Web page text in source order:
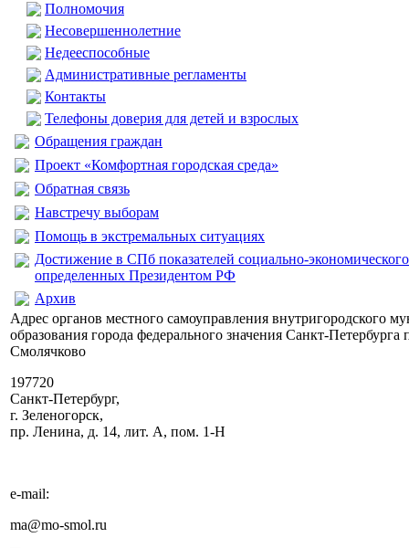
Полномочия
Несовершеннолетние
Недееспособные
Административные регламенты
Контакты
Телефоны доверия для детей и взрослых
Обращения граждан
Проект «Комфортная городская среда»
Обратная связь
Навстречу выборам
Помощь в экстремальных ситуациях
Достижение в СПб показателей социально-
определенных Президентом РФ
Архив
Адрес органов местного самоуправления внутригородского
образования города федерального значения Санкт-Петербурга
Смолячково
197720
Санкт-Петербург,
г. Зеленогорск,
пр. Ленина, д. 14, лит. А, пом. 1-Н
e-mail:
ma@mo-smol.ru